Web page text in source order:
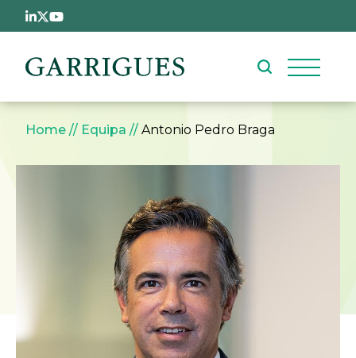
Passar para o conteúdo principal
Navegação estrutural
Home Equipa Antonio Pedro Braga